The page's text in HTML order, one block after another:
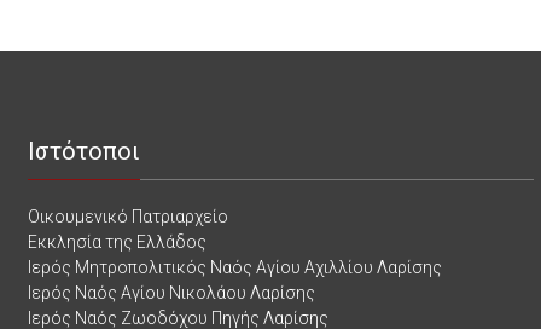
Ιστότοποι
Οικουμενικό Πατριαρχείο
Εκκλησία της Ελλάδος
Ιερός Μητροπολιτικός Ναός Αγίου Αχιλλίου Λαρίσης
Ιερός Ναός Αγίου Νικολάου Λαρίσης
Ιερός Ναός Ζωοδόχου Πηγής Λαρίσης